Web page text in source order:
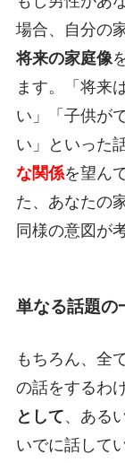
場合、自分の
将来の家庭像
ます。「将来
い」「子供が
い」といった
な関係を望ん
た、あなたの
同様の意図が
単なる話題の
もちろん、全
の話をするわ
として、ある
いでに話して